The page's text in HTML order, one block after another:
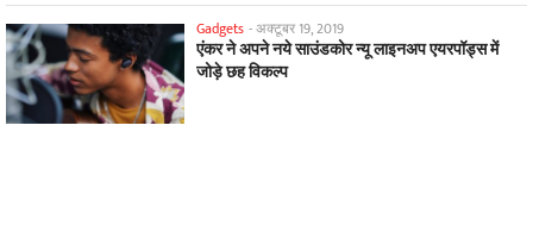
Gadgets -अक्टूबर 19, 2019
एंकर ने अपने नये साउंडकोर न्यू लाइनअप एयरपॉड्स में
जोड़े छह विकल्प